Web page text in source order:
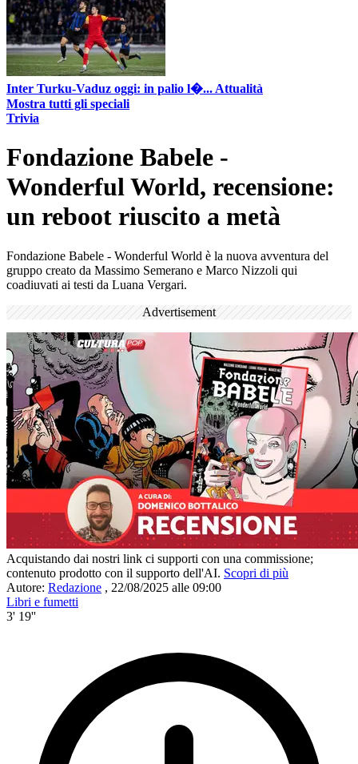
Inter Turku-Vaduz oggi: in palio l�... Attualità
Mostra tutti gli speciali
Trivia
Fondazione Babele -
Wonderful World, recensione:
un reboot riuscito a metà
Fondazione Babele - Wonderful World è la nuova avventura del
gruppo creato da Massimo Semerano e Marco Nizzoli qui
coadiuvati ai testi da Luana Vergari.
Advertisement
Acquistando dai nostri link ci supporti con una commissione;
contenuto prodotto con il supporto dell'AI. Scopri di più
Autore: Redazione , 22/08/2025 alle 09:00
Libri e fumetti
3' 19''